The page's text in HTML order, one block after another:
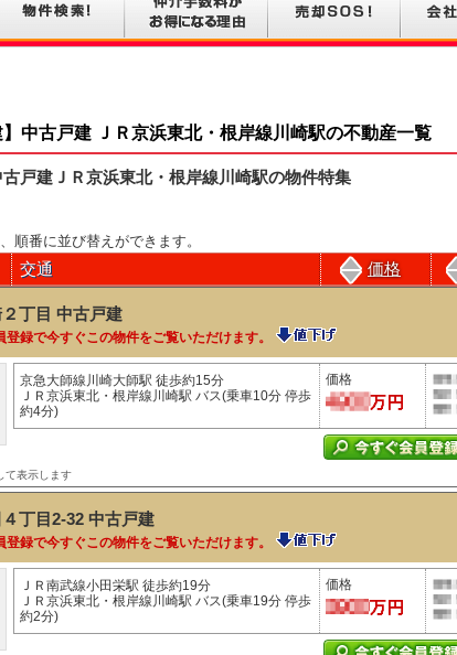
中古戸建 ＪＲ京浜東北・根岸線川崎駅の不動産一覧
戸建ＪＲ京浜東北・根岸線川崎駅の物件特集
順番に並び替えができます。
交通 価格
丁目 中古戸建
登録で今すぐこの物件をご覧いただけます。
京急大師線川崎大師駅 徒歩約15分
ＪＲ京浜東北・根岸線川崎駅 バス(乗車10分 停歩
約4分)
価格
て表示します
丁目2-32 中古戸建
登録で今すぐこの物件をご覧いただけます。
ＪＲ南武線小田栄駅 徒歩約19分
ＪＲ京浜東北・根岸線川崎駅 バス(乗車19分 停歩
約2分)
価格